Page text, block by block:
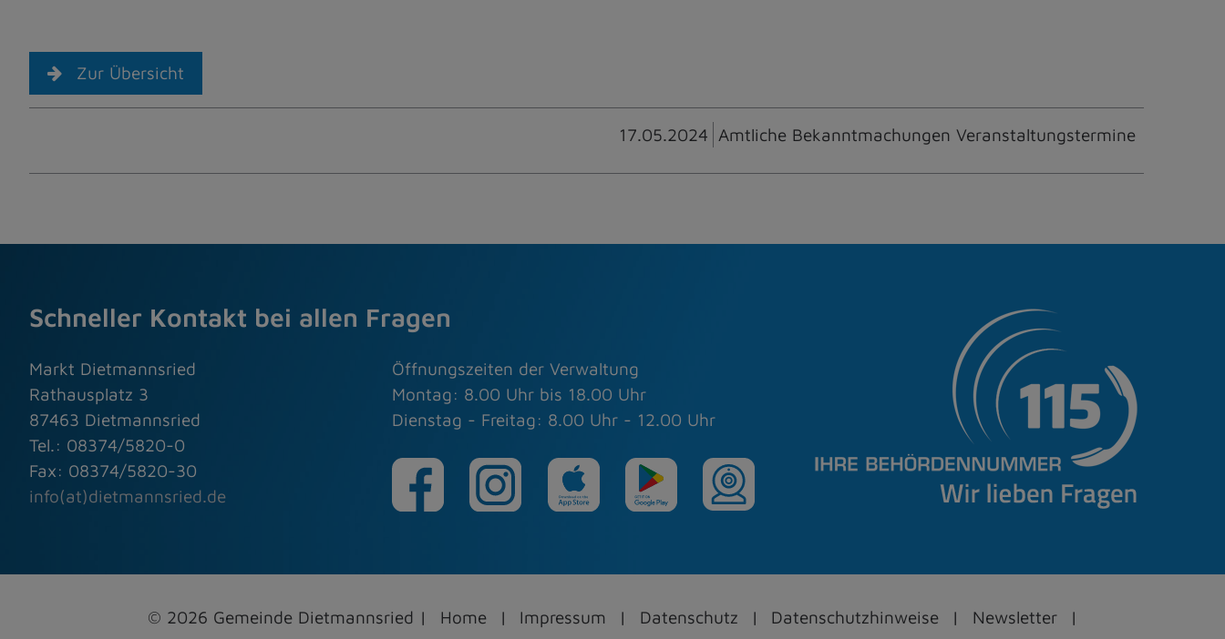
Zur Übersicht
17.05.2024 Amtliche Bekanntmachungen Veranstaltungstermine
Schneller Kontakt bei allen Fragen
Markt Dietmannsried
Rathausplatz 3
87463 Dietmannsried
Tel.: 08374/5820-0
Fax: 08374/5820-30
info(at)dietmannsried.de
Öffnungszeiten der Verwaltung
Montag: 8.00 Uhr bis 18.00 Uhr
Dienstag - Freitag: 8.00 Uhr - 12.00 Uhr
© 2026 Gemeinde Dietmannsried Home Impressum Datenschutz Datenschutzhinweise Newsletter